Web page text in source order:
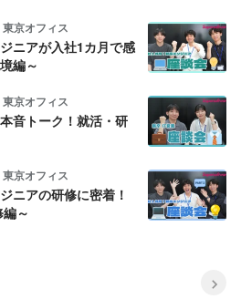
京オフィス
ニアが入社1カ月で感
編～
京オフィス
音トーク！就活・研
京オフィス
ニアの研修に密着！
～